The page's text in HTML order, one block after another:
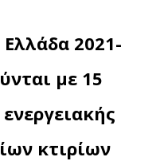
2021-
με 15
κτιρίων